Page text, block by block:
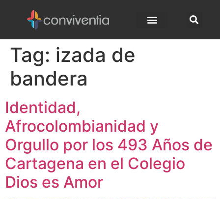
Tag: izada de
bandera
Identidad,
Afrocolombianidad y
Orgullo por los 493 Años de
Cartagena en el Colegio
Dios es Amor